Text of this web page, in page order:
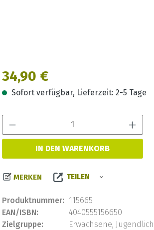
Regulärer Preis:
34,90 €
Sofort verfügbar, Lieferzeit: 2-5 Tage
IN DEN WARENKORB
MERKEN TEILEN
Produktnummer: 115665
EAN/ISBN:
4040555156650
Zielgruppe:
Erwachsene,